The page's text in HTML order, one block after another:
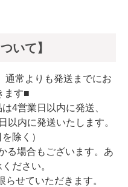
いて】
通常よりも発送までにお
ます■
4営業日以内に発送、
以内に発送いたします。
除く）
る場合もございます。あ
ださい。
せていただきます。